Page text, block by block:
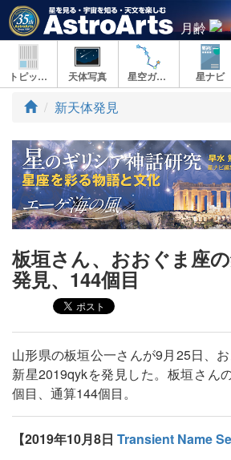
月齢
トピックス 天体写真 星空ガイド 星ナビ
ト
プ
新天体発見
板垣さん、おおぐま座
発見、144個目
山形県の板垣公一さんが9月25日、
新星2019qykを発見した。板垣さん
個目、通算144個目。
【2019年10月8日 Transient Name